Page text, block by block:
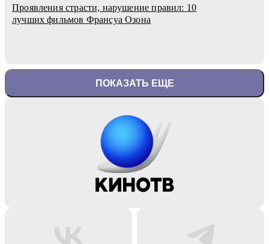
Проявления страсти, нарушение правил: 10
лучших фильмов Франсуа Озона
ПОКАЗАТЬ ЕЩЕ